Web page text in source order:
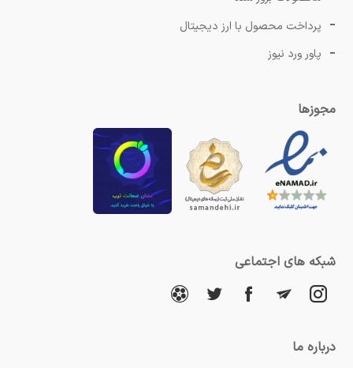
پرداخت محصول با ارز دیجیتال
پاور ورد نیوز
مجوزها
شبکه های اجتماعی
درباره ما